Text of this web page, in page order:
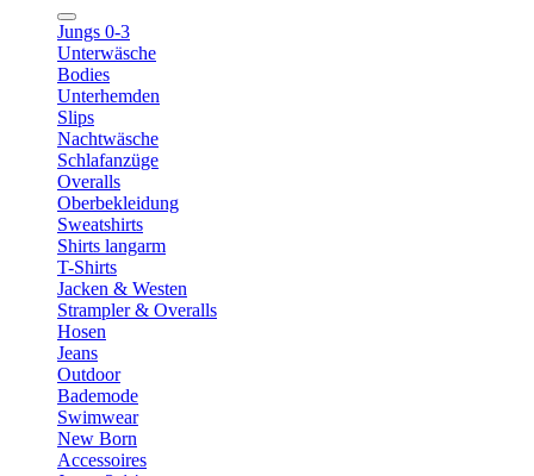
Jungs 0-3
Unterwäsche
Bodies
Unterhemden
Slips
Nachtwäsche
Schlafanzüge
Overalls
Oberbekleidung
Sweatshirts
Shirts langarm
T-Shirts
Jacken & Westen
Strampler & Overalls
Hosen
Jeans
Outdoor
Bademode
Swimwear
New Born
Accessoires